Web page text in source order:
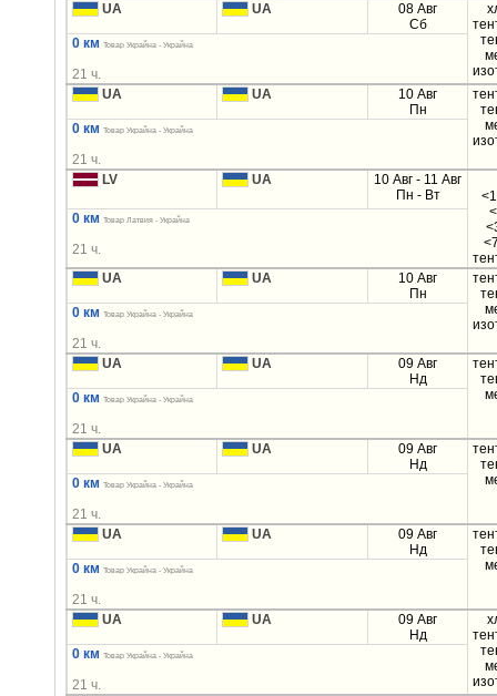
UA
UA
08 Авг
Сб
0 км Товар Украйна - Украйна
21 ч.
UA
UA
10 Авг
Пн
0 км Товар Украйна - Украйна
21 ч.
LV
UA
10 Авг - 11 Авг
Пн - Вт
0 км Товар Латвия - Украйна
21 ч.
UA
UA
10 Авг
Пн
0 км Товар Украйна - Украйна
21 ч.
UA
UA
09 Авг
Нд
0 км Товар Украйна - Украйна
21 ч.
UA
UA
09 Авг
Нд
0 км Товар Украйна - Украйна
21 ч.
UA
UA
09 Авг
Нд
0 км Товар Украйна - Украйна
21 ч.
UA
UA
09 Авг
Нд
0 км Товар Украйна - Украйна
21 ч.